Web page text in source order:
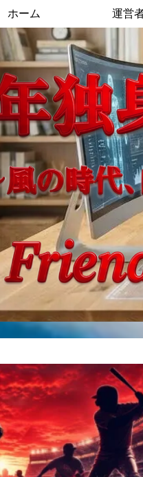
ホーム 運営